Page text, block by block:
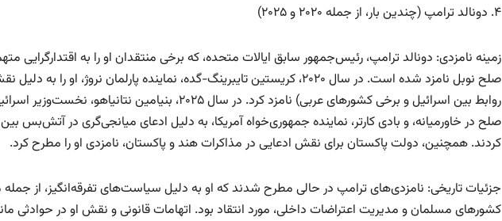
۴. دونالد ترامپ (چندین بار، از جمله ۲۰۲۰ و ۲۰۲۵)
زمینه نامزدی: دونالد ترامپ، رئیس‌جمهور سابق ایالات متحده، که برخی منتقدان او را به اقتدارگرایی
صلح نوبل نامزد شده است. در سال ۲۰۲۰، کریستین تایبرینگ-گده، نماینده پارلمان
روابط بین اسرائیل و برخی کشورهای عربی) نامزد کرد. در سال ۲۰۲۵،
صلح در خاورمیانه، و بادی کارتر، نماینده جمهوری‌خواه آمریکا، به دلیل ادعای میانجی‌گری در آتش‌بس بین
کردند. همچنین، دولت پاکستان برای نقش ادعایی در مذاکرات هند و پاکستان، نامزدی او را مطرح کرد.
جزئیات تاریخی: نامزدی‌های ترامپ در حالی مطرح شدند که او به دلیل سیاست‌های تفرقه‌انگیز، از